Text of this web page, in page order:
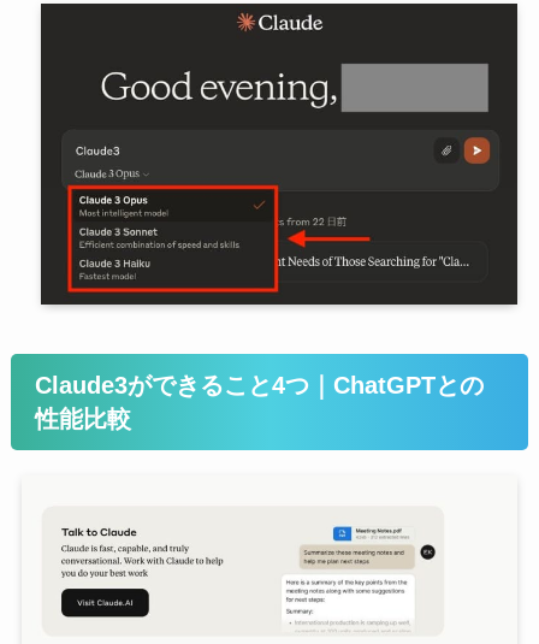
Claude3ができること4つ｜ChatGPTとの
性能比較